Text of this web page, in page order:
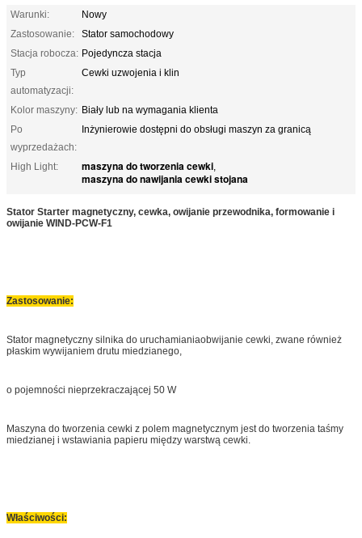
Warunki:
Nowy
Zastosowanie:
Stator samochodowy
Stacja robocza: Pojedyncza stacja
Typ
automatyzacji:
Cewki uzwojenia i klin
Kolor maszyny: Biały lub na wymagania klienta
Po
wyprzedażach:
Inżynierowie dostępni do obsługi maszyn za granicą
High Light: maszyna do tworzenia cewki,
maszyna do nawijania cewki stojana
Stator Starter magnetyczny, cewka, owijanie przewodnika, formowanie i
owijanie WIND-PCW-F1
Zastosowanie:
Stator magnetyczny silnika do uruchamianiaobwijanie cewki, zwane również
płaskim wywijaniem drutu miedzianego,
o pojemności nieprzekraczającej 50 W
Maszyna do tworzenia cewki z polem magnetycznym jest do tworzenia taśmy
miedzianej i wstawiania papieru między warstwą cewki.
Właściwości: